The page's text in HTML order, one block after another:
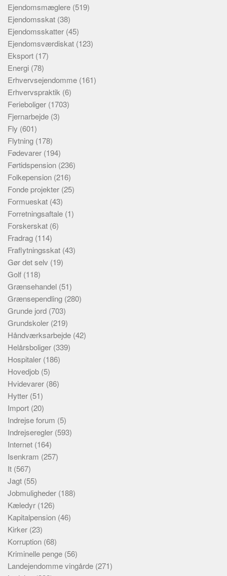
Ejendomsmæglere (519)
Ejendomsskat (38)
Ejendomsskatter (45)
Ejendomsværdiskat (123)
Eksport (17)
Energi (78)
Erhvervsejendomme (161)
Erhvervspraktik (6)
Ferieboliger (1703)
Fjernarbejde (3)
Fly (601)
Flytning (178)
Fødevarer (194)
Førtidspension (236)
Folkepension (216)
Fonde projekter (25)
Formueskat (43)
Forretningsaftale (1)
Forskerskat (6)
Fradrag (114)
Fraflytningsskat (43)
Gør det selv (19)
Golf (118)
Grænsehandel (51)
Grænsependling (280)
Grunde jord (703)
Grundskoler (219)
Håndværksarbejde (42)
Helårsboliger (339)
Hospitaler (186)
Hovedjob (5)
Hvidevarer (86)
Hytter (51)
Import (20)
Indrejse forum (5)
Indrejseregler (593)
Internet (164)
Isenkram (257)
It (567)
Jagt (55)
Jobmuligheder (188)
Kæledyr (126)
Kapitalpension (46)
Kirker (23)
Korruption (68)
Kriminelle penge (56)
Landejendomme vingårde (271)